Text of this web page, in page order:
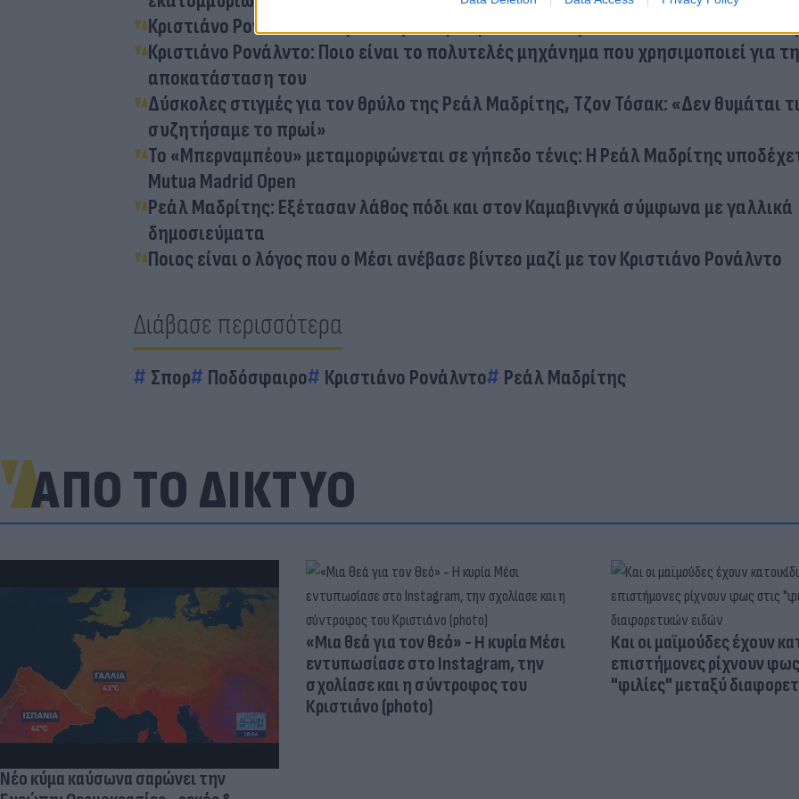
Κριστιάνο Ρονάλντο: Η άγνωστη ιστορία για τον πατέρα του που... δε θέλει να
Κριστιάνο Ρονάλντο: Ποιο είναι το πολυτελές μηχάνημα που χρησιμοποιεί για
αποκατάσταση του
Δύσκολες στιγμές για τον θρύλο της Ρεάλ Μαδρίτης, Τζον Τόσακ: «Δεν θυμάται
συζητήσαμε το πρωί»
Το «Μπερναμπέου» μεταμορφώνεται σε γήπεδο τένις: Η Ρεάλ Μαδρίτης
Mutua Madrid Open
Ρεάλ Μαδρίτης: Εξέτασαν λάθος πόδι και στον Καμαβινγκά σύμφωνα με γαλλικά
δημοσιεύματα
Ποιος είναι ο λόγος που ο Μέσι ανέβασε βίντεο μαζί με τον Κριστιάνο Ρονάλντο
Διάβασε περισσότερα
Σπορ Ποδόσφαιρο Κριστιάνο Ρονάλντο Ρεάλ Μαδρίτης
ΑΠΟ ΤΟ ΔΙΚΤΥΟ
Νέο κύμα καύσωνα σαρώνει την
«Μια θεά για τον θεό» - Η κυρία Μέσι
εντυπωσίασε στο Instagram, την
σχολίασε και η σύντροφος του
Κριστιάνο (photo)
Και οι μαϊμούδες έχουν
επιστήμονες ρίχνουν
"φιλίες" μεταξύ